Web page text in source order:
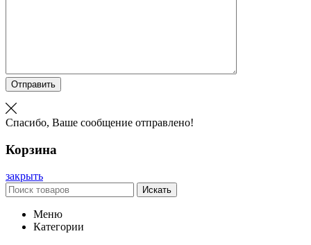
Отправить
Спасибо, Ваше сообщение отправлено!
Корзина
закрыть
Искать
Меню
Категории